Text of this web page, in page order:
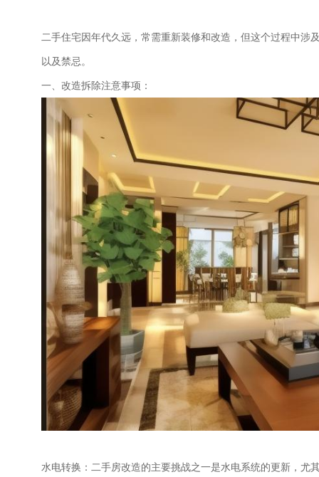
二手住宅因年代久远，常需重新装修和改造，但这个过程中
以及禁忌。
一、改造拆除注意事项：
水电转换：二手房改造的主要挑战之一是水电系统的更新，